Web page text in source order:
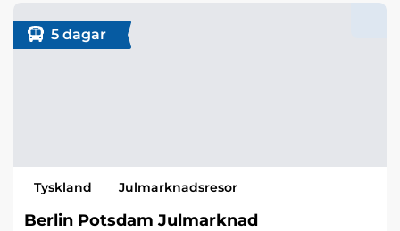
5 dagar
Tyskland Julmarknadsresor
Berlin Potsdam Julmarknad